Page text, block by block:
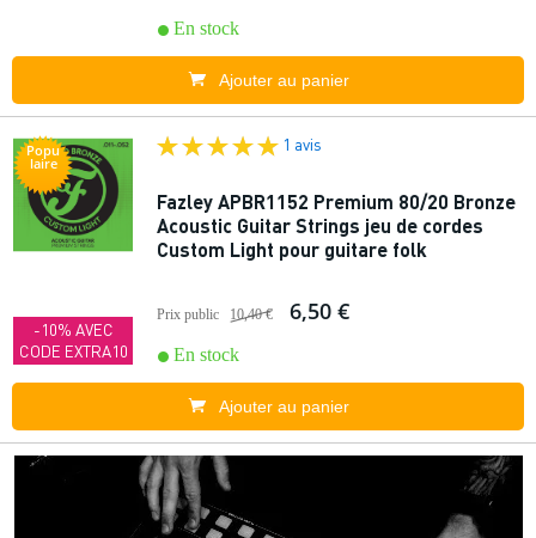
En stock
Ajouter au panier
Popu
laire
-10% AVEC
CODE EXTRA10
1 avis
Fazley APBR1152 Premium 80/20 Bronze
Acoustic Guitar Strings jeu de cordes
Custom Light pour guitare folk
Prix public 10,40 € 6,50 €
En stock
Ajouter au panier